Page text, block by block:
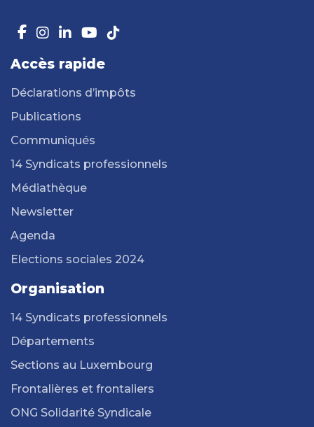
Accès rapide
Déclarations d’impôts
Publications
Communiqués
14 Syndicats professionnels
Médiathèque
Newsletter
Agenda
Elections sociales 2024
Organisation
14 Syndicats professionnels
Départements
Sections au Luxembourg
Frontalières et frontaliers
ONG Solidarité Syndicale